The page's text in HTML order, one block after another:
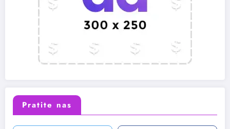
Pratite nas